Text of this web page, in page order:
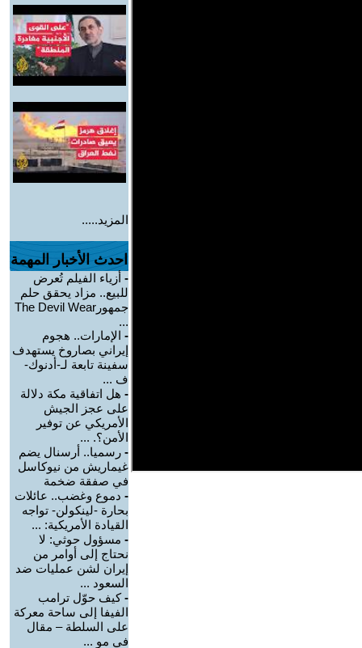
المزيد.....
احدث الأخبار المهمة
- أزياء الفيلم تُعرض
للبيع.. مزاد يحقق حلم
جمهورThe Devil Wear
...
- الإمارات.. هجوم
إيراني بصاروخ يستهدف
سفينة تابعة لـ-أدنوك-
ف ...
- هل اتفاقية مكة دلالة
على عجز الجيش
الأمريكي عن توفير
الأمن؟. ...
- رسميا.. أرسنال يضم
غيماريش من نيوكاسل
في صفقة ضخمة
- دموع وغضب.. عائلات
بحارة -لينكولن- تواجه
القيادة الأمريكية: ...
- مسؤول حوثي: لا
نحتاج إلى أوامر من
إيران لشن عمليات ضد
السعود ...
-كيف حوّل ترامب
الفيفا إلى ساحة معركة
على السلطة – مقال
في مو ...